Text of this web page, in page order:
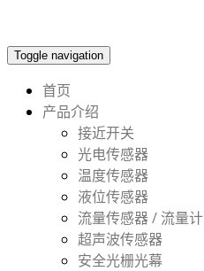
Toggle navigation
首页
产品介绍
接近开关
光电传感器
温度传感器
液位传感器
流量传感器 / 流量计
超声波传感器
安全光栅光幕